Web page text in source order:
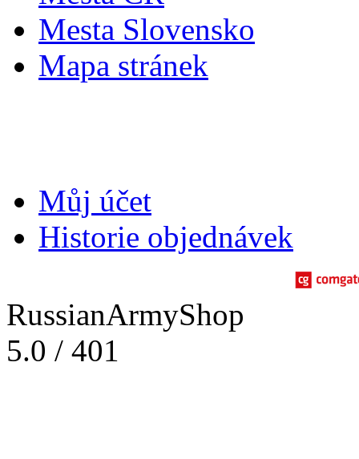
Mesta Slovensko
Mapa stránek
Můj účet
Historie objednávek
RussianArmyShop
5.0 / 401